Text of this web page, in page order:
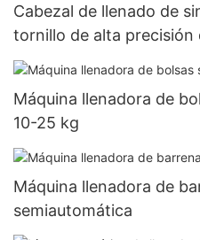
Cabezal de llenado de
tornillo de alta precisión
Máquina llenadora de
10-25 kg
Máquina llenadora de
semiautomática